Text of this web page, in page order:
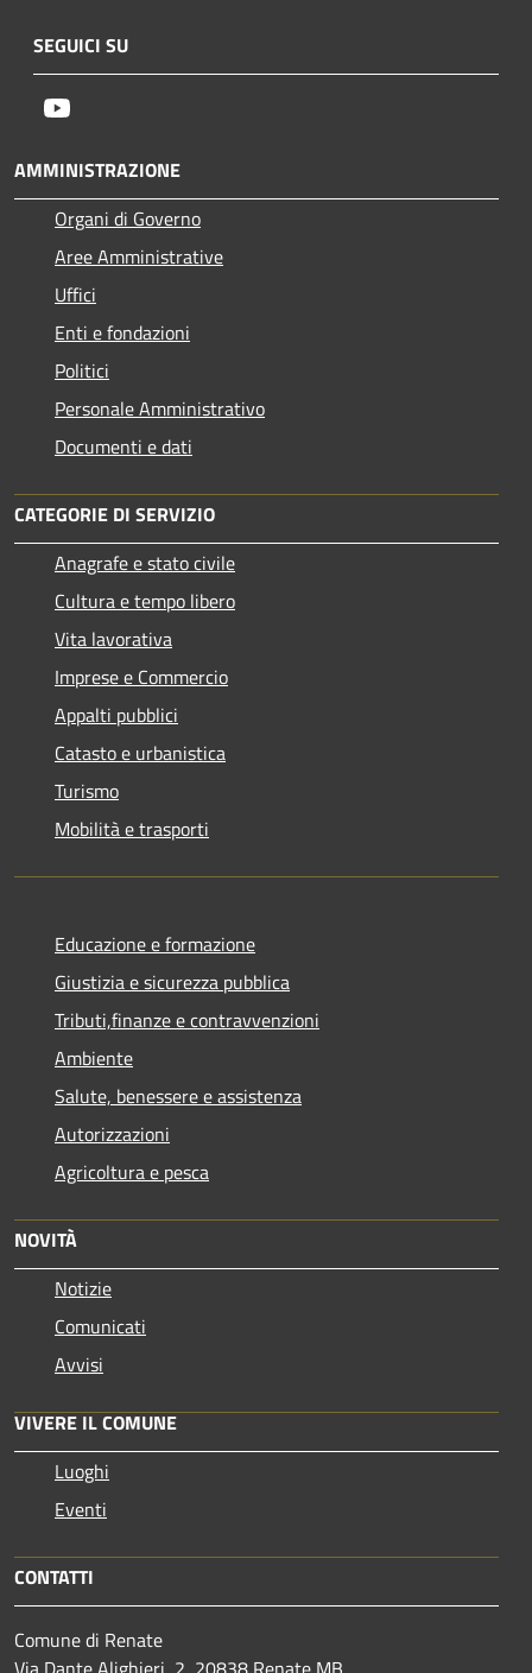
SEGUICI SU
AMMINISTRAZIONE
Organi di Governo
Aree Amministrative
Uffici
Enti e fondazioni
Politici
Personale Amministrativo
Documenti e dati
CATEGORIE DI SERVIZIO
Anagrafe e stato civile
Cultura e tempo libero
Vita lavorativa
Imprese e Commercio
Appalti pubblici
Catasto e urbanistica
Turismo
Mobilità e trasporti
Educazione e formazione
Giustizia e sicurezza pubblica
Tributi,finanze e contravvenzioni
Ambiente
Salute, benessere e assistenza
Autorizzazioni
Agricoltura e pesca
NOVITÀ
Notizie
Comunicati
Avvisi
VIVERE IL COMUNE
Luoghi
Eventi
CONTATTI
Comune di Renate